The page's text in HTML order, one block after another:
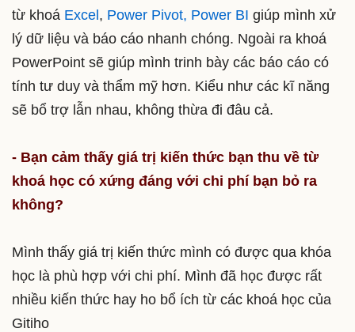
từ khoá Excel, Power Pivot, Power BI giúp mình xử
lý dữ liệu và báo cáo nhanh chóng. Ngoài ra khoá
PowerPoint sẽ giúp mình trinh bày các báo cáo có
tính tư duy và thẩm mỹ hơn. Kiểu như các kĩ năng
sẽ bổ trợ lẫn nhau, không thừa đi đâu cả.
- Bạn cảm thấy giá trị kiến thức bạn thu về từ
khoá học có xứng đáng với chi phí bạn bỏ ra
không?
Mình thấy giá trị kiến thức mình có được qua khóa
học là phù hợp với chi phí. Mình đã học được rất
nhiều kiến thức hay ho bổ ích từ các khoá học của
Gitiho